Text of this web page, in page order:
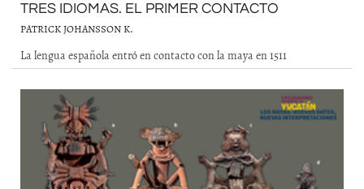
TRES IDIOMAS. EL PRIMER CONTACTO
PATRICK JOHANSSON K.
La lengua española entró en contacto con la maya en 1511